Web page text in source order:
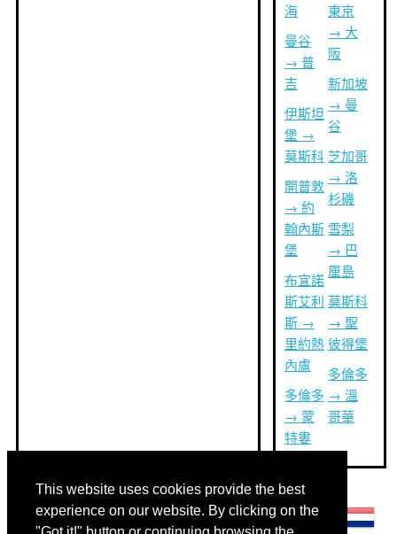
This website uses cookies provide the best
experience on our website. By clicking on the
海
曼谷
→ 普
吉
伊斯坦
堡 →
莫斯科
開普敦
→ 約
翰內斯
堡
布宜諾
斯艾利
斯 →
里約熱
內盧
多倫多
→ 蒙
特婁
東京
→ 大
阪
新加坡
→ 曼
谷
芝加哥
→ 洛
杉磯
雪梨
→ 巴
厘島
莫斯科
→ 聖
彼得堡
多倫多
→ 溫
哥華
其他語言: